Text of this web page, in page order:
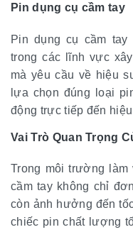
Pin dụng cụ cầm tay
Pin dụng cụ cầm
trong các lĩnh vực
mà yêu cầu về hiệu
lựa chọn đúng loại
động trực tiếp đến
Vai Trò Quan Trọng
Trong môi trường làm
cầm tay không chỉ
còn ảnh hưởng đến
chiếc pin chất lượng